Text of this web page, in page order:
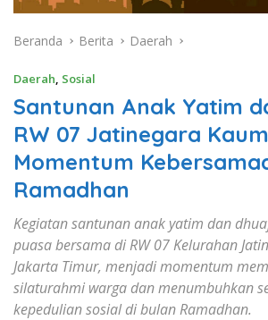
Beranda Berita Daerah
Daerah Sosial
Santunan Anak Yatim
RW 07 Jatinegara
Momentum
Ramadhan
Kegiatan santunan anak yatim dan
puasa bersama di RW 07 Kelurahan
Jakarta Timur, menjadi momentum
silaturahmi warga dan menumbuhkan
kepedulian sosial di bulan Ramadhan.